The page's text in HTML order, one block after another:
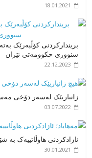
18.01.2021
بریندارکردنی کۆڵبەرێک
سنووری حکوومەتی ئێران
22.12.2023
زانیاریێک لەسەر دۆخی
03.07.2022
ئازادکردنی هاوڵاتییەک بە
30.01.2021